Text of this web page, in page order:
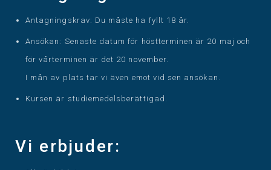
Antagningskrav: Du måste ha fyllt 18 år.
Ansökan: Senaste datum för höstterminen är 20 maj och
för vårterminen är det 20 november.
I mån av plats tar vi även emot vid sen ansökan.
Kursen är studiemedelsberättigad.
Vi erbjuder: